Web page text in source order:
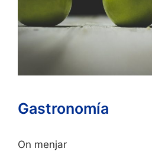
Gastronomía
On menjar